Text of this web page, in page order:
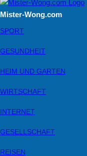
Mister-Wong.com
SPORT
GESUNDHEIT
HEIM UND GARTEN
WIRTSCHAFT
INTERNET
GESELLSCHAFT
REISEN